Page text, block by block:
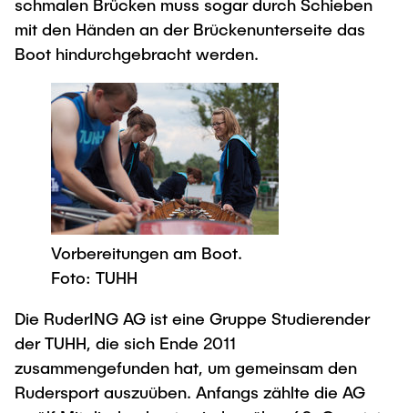
schmalen Brücken muss sogar durch Schieben
mit den Händen an der Brückenunterseite das
Boot hindurchgebracht werden.
Vorbereitungen am Boot.
Foto: TUHH
Die RuderING AG ist eine Gruppe Studierender
der TUHH, die sich Ende 2011
zusammengefunden hat, um gemeinsam den
Rudersport auszuüben. Anfangs zählte die AG